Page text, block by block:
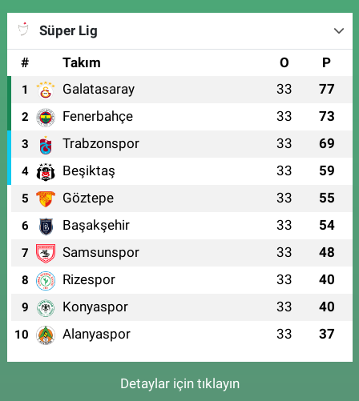
Süper Lig
#
Takım O P
1 Galatasaray 33 77
2 Fenerbahçe 33 73
3 Trabzonspor 33 69
4 Beşiktaş 33 59
5 Göztepe 33 55
6 Başakşehir 33 54
7 Samsunspor 33 48
8 Rizespor 33 40
9 Konyaspor 33 40
10 Alanyaspor 33 37
Detaylar için tıklayın